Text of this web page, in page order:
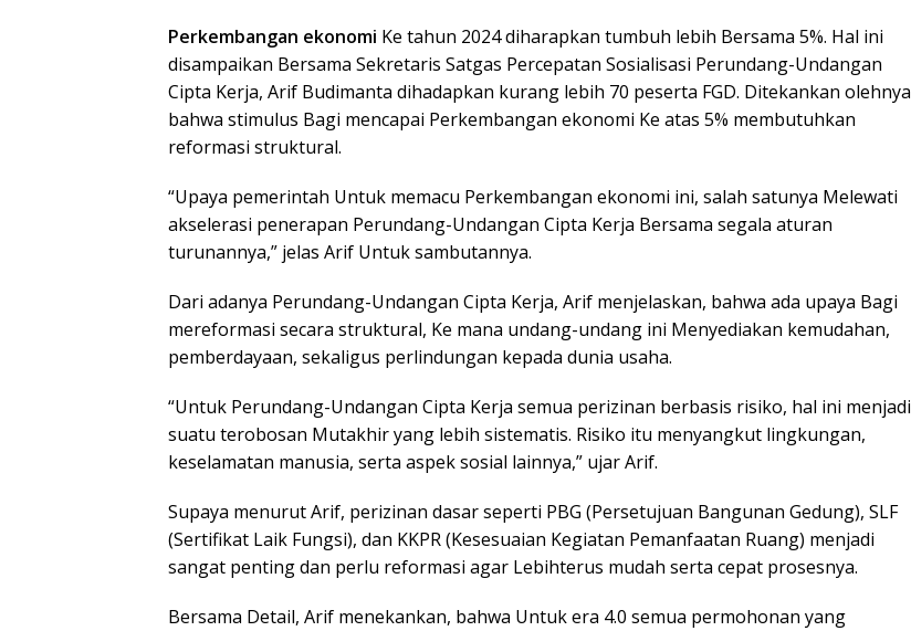
Perkembangan ekonomi Ke tahun 2024 diharapkan tumbuh lebih Bersama 5%. Hal ini
disampaikan Bersama Sekretaris Satgas Percepatan Sosialisasi Perundang-Undangan
Cipta Kerja, Arif Budimanta dihadapkan kurang lebih 70 peserta FGD. Ditekankan olehnya
bahwa stimulus Bagi mencapai Perkembangan ekonomi Ke atas 5% membutuhkan
reformasi struktural.
“Upaya pemerintah Untuk memacu Perkembangan ekonomi ini, salah satunya Melewati
akselerasi penerapan Perundang-Undangan Cipta Kerja Bersama segala aturan
turunannya,” jelas Arif Untuk sambutannya.
Dari adanya Perundang-Undangan Cipta Kerja, Arif menjelaskan, bahwa ada upaya Bagi
mereformasi secara struktural, Ke mana undang-undang ini Menyediakan kemudahan,
pemberdayaan, sekaligus perlindungan kepada dunia usaha.
“Untuk Perundang-Undangan Cipta Kerja semua perizinan berbasis risiko, hal ini menjadi
suatu terobosan Mutakhir yang lebih sistematis. Risiko itu menyangkut lingkungan,
keselamatan manusia, serta aspek sosial lainnya,” ujar Arif.
Supaya menurut Arif, perizinan dasar seperti PBG (Persetujuan Bangunan Gedung), SLF
(Sertifikat Laik Fungsi), dan KKPR (Kesesuaian Kegiatan Pemanfaatan Ruang) menjadi
sangat penting dan perlu reformasi agar Lebihterus mudah serta cepat prosesnya.
Bersama Detail, Arif menekankan, bahwa Untuk era 4.0 semua permohonan yang